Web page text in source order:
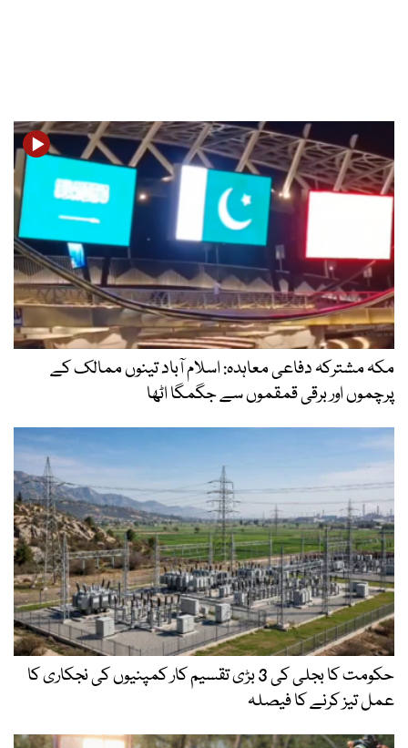
مکہ مشترکہ دفاعی معاہدہ: اسلام آباد تینوں ممالک کے
پرچموں اور برقی قمقموں سے جگمگا اٹھا
حکومت کا بجلی کی 3 بڑی تقسیم کار کمپنیوں کی نجکاری کا
عمل تیز کرنے کا فیصلہ